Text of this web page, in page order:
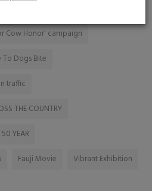
Cow Honor' campaign
To Dogs Bite
traffic
THE COUNTRY
50 YEAR
Fauji Movie
Vibrant Exhibition